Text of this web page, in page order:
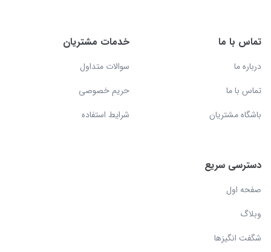
تماس با ما
درباره ما
تماس با ما
باشگاه مشتریان
خدمات مشتریان
سوالات متداول
حریم خصوصی
شرایط استفاده
دسترسی سریع
صفحه اول
وبلاگ
شگفت انگیزها